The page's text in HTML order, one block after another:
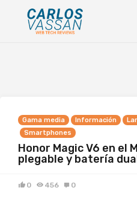
Gama media Información
Smartphones
Honor Magic V6 en el
plegable y batería
0 456 0